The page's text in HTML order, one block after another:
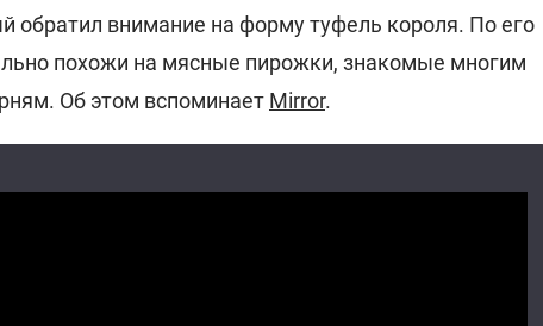
обратил внимание на форму туфель короля. По его
похожи на мясные пирожки, знакомые многим
Об этом вспоминает Mirror.